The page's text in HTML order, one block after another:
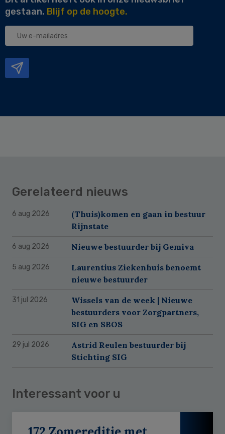
gestaan. Blijf op de hoogte.
Uw
Gerelateerd nieuws
6 aug 2026
(Thuis)komen en gaan in bestuur
Rijnstate
6 aug 2026 Nieuwe bestuurder bij Gemiva
5 aug 2026
Laurentius Ziekenhuis benoemt
nieuwe bestuurder
31 jul 2026
Wissels van de week | Nieuwe
bestuurders voor Zorgpartners,
SIG en SBOS
29 jul 2026
Astrid Reulen bestuurder bij
Stichting SIG
Interessant voor u